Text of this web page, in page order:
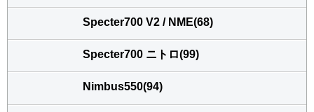
Specter700 V2 / NME(68)
Specter700 ニトロ(99)
Nimbus550(94)